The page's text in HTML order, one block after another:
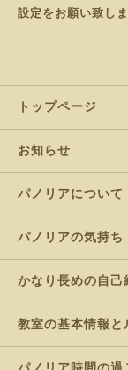
設定をお願い致しま
トップページ
お知らせ
パノリアについて
パノリアの気持ち
かなり長めの自己
教室の基本情報と